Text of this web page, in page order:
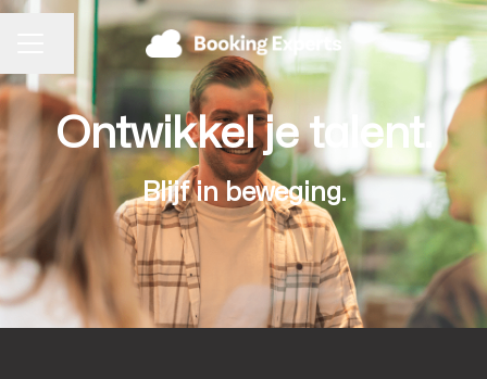
CARRIÈREMENU
Pagina delen
Ontwikkel je talent.
Blijf in beweging.